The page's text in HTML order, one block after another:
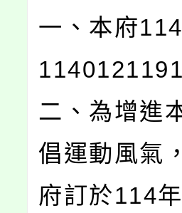
一、本府
二、為增進
倡運動風氣
府訂於114